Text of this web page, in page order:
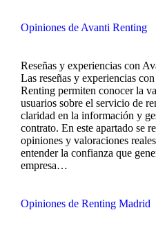
Opiniones de Avanti Renting
Reseñas y experiencias con
Las reseñas y experiencias
Renting permiten conocer la
usuarios sobre el servicio de
claridad en la información y
contrato. En este apartado se
opiniones y valoraciones
entender la confianza que
empresa…
Opiniones de Renting Madrid